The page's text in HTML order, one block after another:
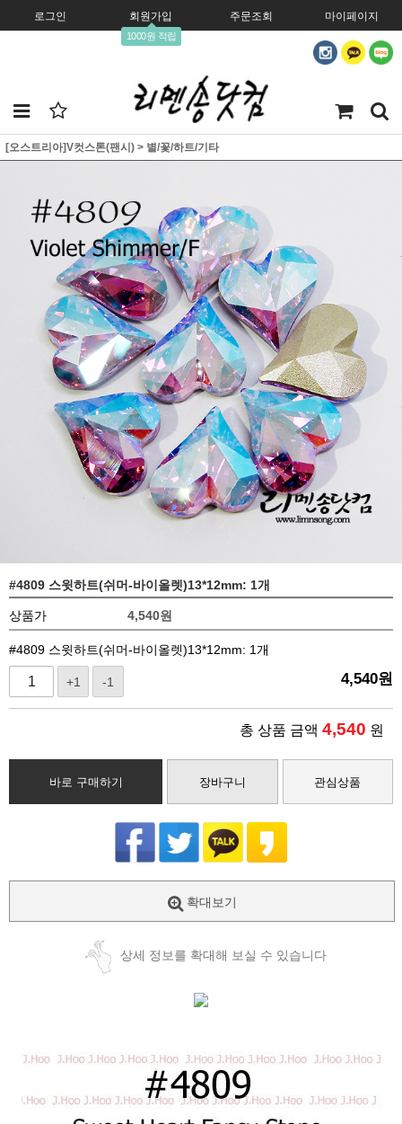
로그인 회원가입
1000원 적립
주문조회 마이페이지
[오스트리아]V컷스톤(팬시) > 별/꽃/하트/기타
#4809 스윗하트(쉬머-바이올렛)13*12mm: 1개
상품가 4,540원
#4809 스윗하트(쉬머-바이올렛)13*12mm: 1개
+1 -1 4,540원
총 상품 금액 4,540 원
바로 구매하기 장바구니 관심상품
확대보기
상세 정보를 확대해 보실 수 있습니다